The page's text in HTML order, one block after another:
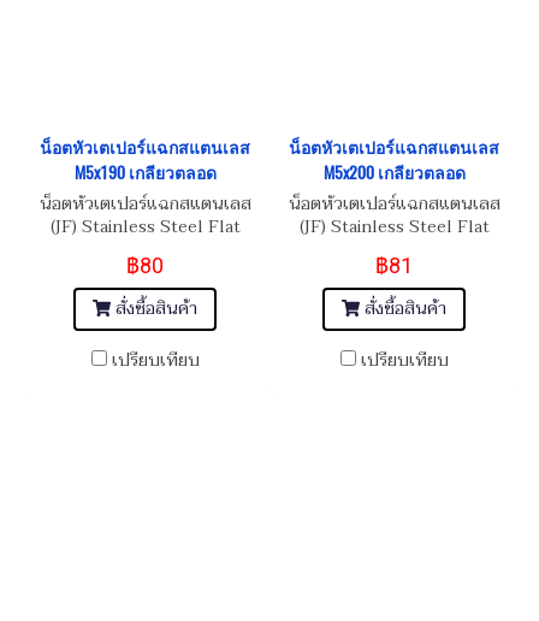
น็อตหัวเตเปอร์แฉกสแตนเลส
M5x190 เกลียวตลอด
น็อตหัวเตเปอร์แฉกสแตนเลส
(JF) Stainless Steel Flat
Phillip Taper Head Screw
M5x0.8x190
฿80
สั่งซื้อสินค้า
เปรียบเทียบ
น็อตหัวเตเปอร์แฉกสแตนเลส
M5x200 เกลียวตลอด
น็อตหัวเตเปอร์แฉกสแตนเลส
(JF) Stainless Steel Flat
Phillip Taper Head Screw
M5x0.8x200
฿81
สั่งซื้อสินค้า
เปรียบเทียบ